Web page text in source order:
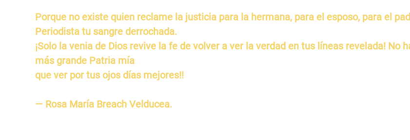
Porque no existe quien reclame la justicia para la hermana, para el esposo, para el
Periodista tu sangre derrochada.
¡Solo la venia de Dios revive la fe de volver a ver la verdad en tus líneas revelada! No
más grande Patria mía
que ver por tus ojos días mejores!!
— Rosa María Breach Velducea.